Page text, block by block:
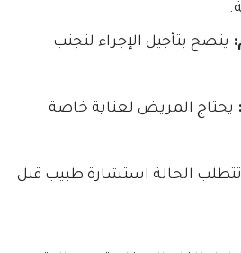
ينصح بتأجيل الإجراء لتجنب
يحتاج المريض لعناية خاصة
تتطلب الحالة استشارة طبيب قبل